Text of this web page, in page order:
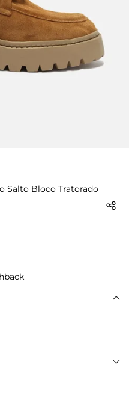
Salto Bloco Tratorado
e tratorado marrom e